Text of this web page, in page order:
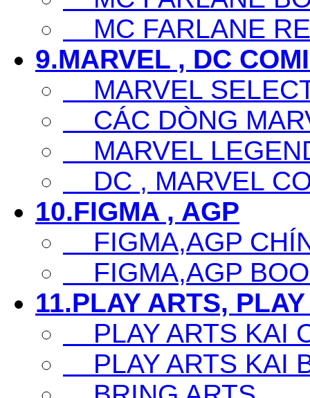
MC FARLANE
9.MARVEL , DC
MARVEL
CÁC DÒNG
MARVEL
DC , MARVEL
10.FIGMA , AGP
FIGMA,AGP
FIGMA,AGP
11.PLAY ARTS,
PLAY ARTS KAI
PLAY ARTS KAI